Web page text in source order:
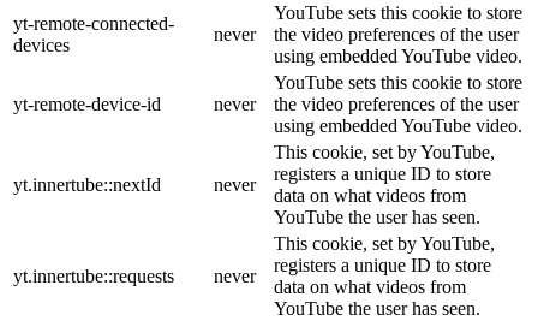
yt-remote-connected-
devices
never
YouTube sets this cookie to store
the video preferences of the user
using embedded YouTube video.
yt-remote-device-id never
YouTube sets this cookie to store
the video preferences of the user
using embedded YouTube video.
yt.innertube::nextId never
This cookie, set by YouTube,
registers a unique ID to store
data on what videos from
YouTube the user has seen.
yt.innertube::requests never
This cookie, set by YouTube,
registers a unique ID to store
data on what videos from
YouTube the user has seen.